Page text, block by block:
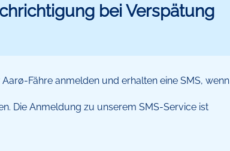
bei Verspätung
Fähre anmelden und erhalten eine SMS, wenn
Die Anmeldung zu unserem SMS-Service ist